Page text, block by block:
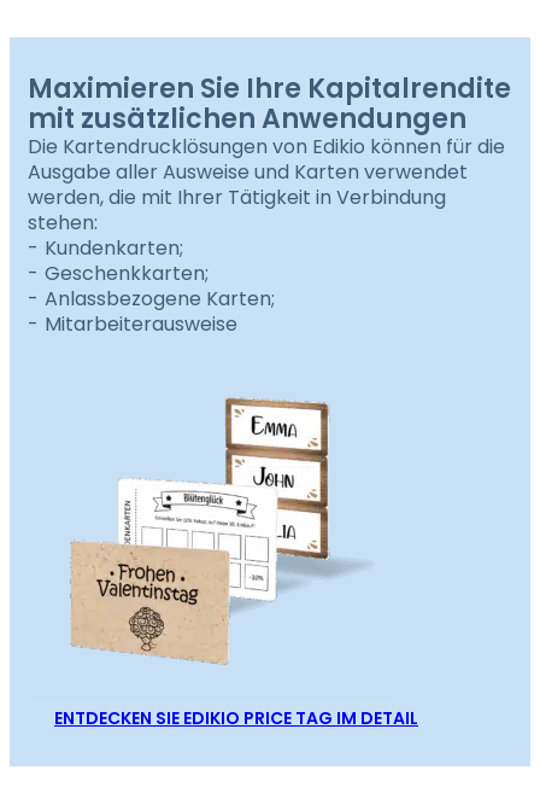
Maximieren Sie Ihre Kapitalrendite
mit zusätzlichen Anwendungen
Die Kartendrucklösungen von Edikio können für die
Ausgabe aller Ausweise und Karten verwendet
werden, die mit Ihrer Tätigkeit in Verbindung
stehen:
Kundenkarten;
Geschenkkarten;
Anlassbezogene Karten;
Mitarbeiterausweise
ENTDECKEN SIE EDIKIO PRICE TAG IM DETAIL